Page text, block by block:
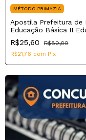
MÉTODO PRIMAZIA
Apostila Prefeitura de
Educação Básica II
R$25,60
R$80,00
R$21,76 com Pix